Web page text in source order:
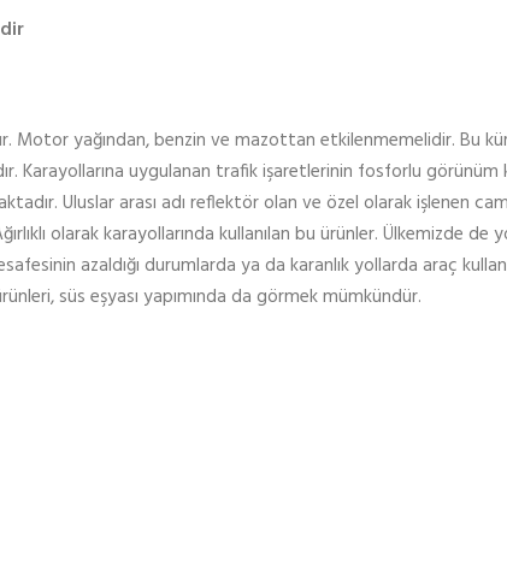
Motor yağından, benzin ve mazottan etkilenmemelidir. Bu
Karayollarına uygulanan trafik işaretlerinin fosforlu görünüm
Uluslar arası adı reflektör olan ve özel olarak işlenen
olarak karayollarında kullanılan bu ürünler. Ülkemizde de
azaldığı durumlarda ya da karanlık yollarda araç
süs eşyası yapımında da görmek mümkündür.